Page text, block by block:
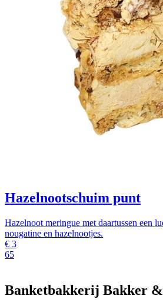
Hazelnootschuim punt
Hazelnoot meringue met daartussen een
nougatine en hazelnootjes.
€ 3
65
Banketbakkerij Bakker